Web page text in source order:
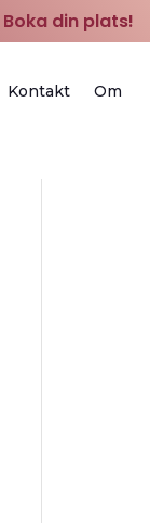
Boka din plats!
Kontakt Om